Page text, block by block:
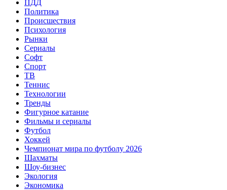
ПДД
Политика
Происшествия
Психология
Рынки
Сериалы
Софт
Спорт
ТВ
Теннис
Технологии
Тренды
Фигурное катание
Фильмы и сериалы
Футбол
Хоккей
Чемпионат мира по футболу 2026
Шахматы
Шоу-бизнес
Экология
Экономика